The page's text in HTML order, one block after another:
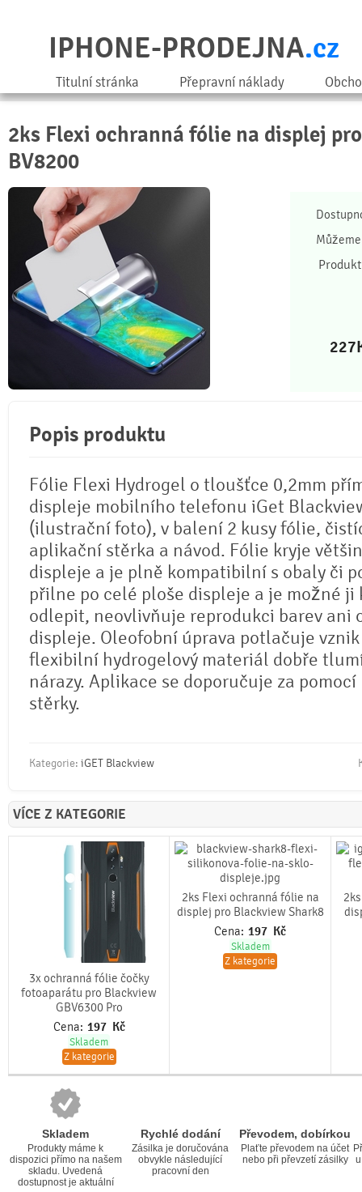
IPHONE-PRODEJNA.cz
Titulní stránka Přepravní náklady
2ks Flexi ochranná fólie na displej
BV8200
227
Popis produktu
Fólie Flexi Hydrogel o tloušťce 0,2mm
displeje mobilního telefonu iGet
(ilustrační foto), v balení 2 kusy fólie,
aplikační stěrka a návod. Fólie kryje
displeje a je plně kompatibilní s obaly či
přilne po celé ploše displeje a je možné ji
odlepit, neovlivňuje reprodukci barev ani
displeje. Oleofobní úprava potlačuje
flexibilní hydrogelový materiál dobře
nárazy. Aplikace se doporučuje za
stěrky.
Kategorie: iGET Blackview
VÍCE Z KATEGORIE
3x ochranná fólie čočky
fotoaparátu pro Blackview
GBV6300 Pro
Cena: 197 Kč
Skladem
Z kategorie
2ks Flexi ochranná fólie na
displej pro Blackview Shark8
Cena: 197 Kč
Skladem
Z kategorie
Skladem
Produkty máme k
dispozici přímo na našem
skladu. Uvedená
dostupnost je aktuální
Rychlé dodání
Zásilka je doručována
obvykle následující
pracovní den
Převodem, dobírkou
Plaťte převodem na účet
nebo při převzetí zásilky